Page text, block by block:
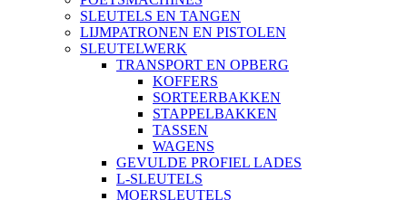
SLEUTELS EN TANGEN
LIJMPATRONEN EN PISTOLEN
SLEUTELWERK
TRANSPORT EN OPBERG
KOFFERS
SORTEERBAKKEN
STAPPELBAKKEN
TASSEN
WAGENS
GEVULDE PROFIEL LADES
L-SLEUTELS
MOERSLEUTELS